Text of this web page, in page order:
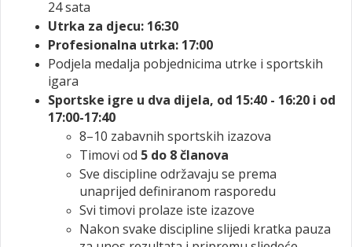
24 sata
Utrka za djecu: 16:30
Profesionalna utrka: 17:00
Podjela medalja pobjednicima utrke i sportskih
igara
Sportske igre u dva dijela, od 15:40 - 16:20 i od
17:00-17:40
8–10 zabavnih sportskih izazova
Timovi od 5 do 8 članova
Sve discipline održavaju se prema
unaprijed definiranom rasporedu
Svi timovi prolaze iste izazove
Nakon svake discipline slijedi kratka pauza